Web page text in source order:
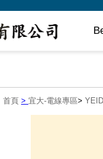
首頁 > 宜大-電線專區>